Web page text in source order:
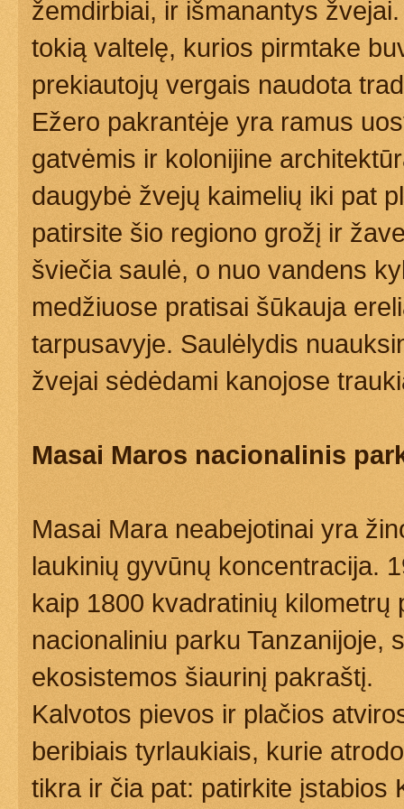
žemdirbiai, ir išmanantys
tokią valtelę, kurios pirmtake
prekiautojų vergais naudota
Ežero pakrantėje yra ramus
gatvėmis ir kolonijine
daugybė žvejų kaimelių iki pat
patirsite šio regiono grožį ir
šviečia saulė, o nuo vandens
medžiuose pratisai šūkauja
tarpusavyje. Saulėlydis
žvejai sėdėdami kanojose
Masai Maros nacionalinis
Masai Mara neabejotinai yra
laukinių gyvūnų koncentracija.
kaip 1800 kvadratinių
nacionaliniu parku Tanzanijoje,
ekosistemos šiaurinį pakraštį.
Kalvotos pievos ir plačios
beribiais tyrlaukiais, kurie
tikra ir čia pat: patirkite įstabios